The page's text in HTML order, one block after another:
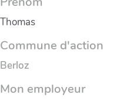
Thomas
Commune d'action
Berloz
Mon employeur